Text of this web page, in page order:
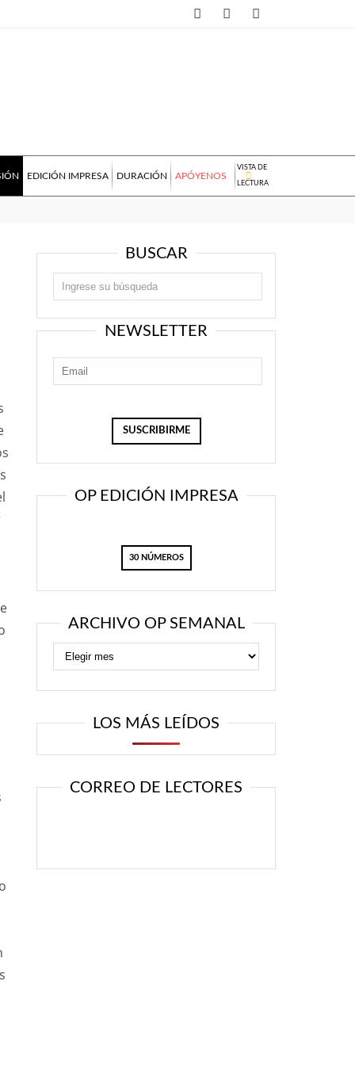
EDICIÓN IMPRESA DURACIÓN APÓYENOS
VISTA DE
LECTURA
BUSCAR
NEWSLETTER
OP EDICIÓN IMPRESA
30 NÚMEROS
ARCHIVO OP SEMANAL
LOS MÁS LEÍDOS
CORREO DE LECTORES